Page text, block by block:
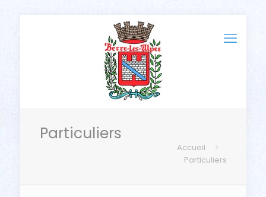
Particuliers
Accueil
Particuliers